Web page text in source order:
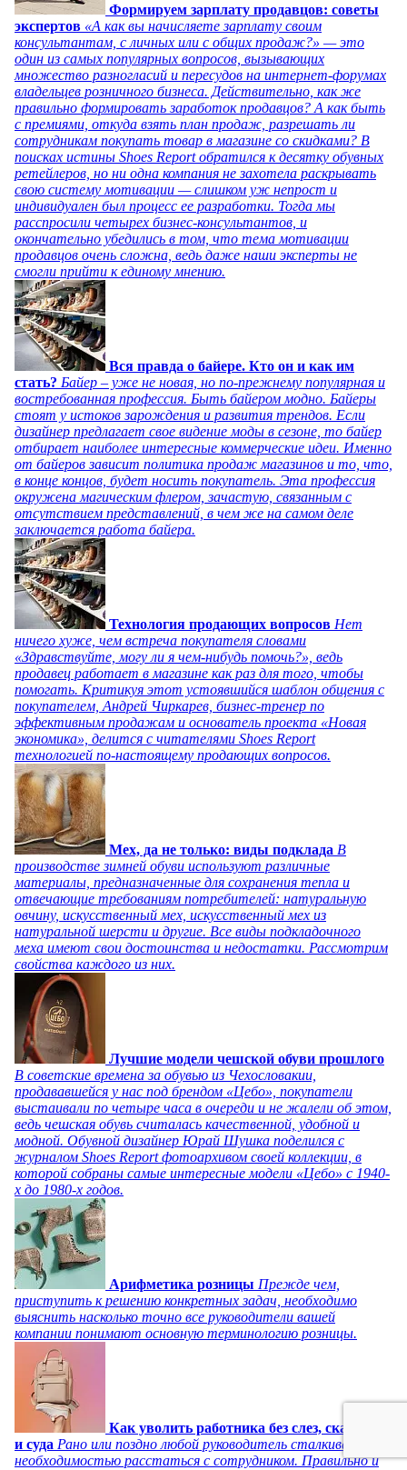
Формируем зарплату продавцов: советы
экспертов «А как вы начисляете зарплату своим
консультантам, с личных или с общих продаж?» — это
один из самых популярных вопросов, вызывающих
множество разногласий и пересудов на интернет-форумах
владельцев розничного бизнеса. Действительно, как же
правильно формировать заработок продавцов? А как быть
с премиями, откуда взять план продаж, разрешать ли
сотрудникам покупать товар в магазине со скидками? В
поисках истины Shoes Report обратился к десятку обувных
ретейлеров, но ни одна компания не захотела раскрывать
свою систему мотивации — слишком уж непрост и
индивидуален был процесс ее разработки. Тогда мы
расспросили четырех бизнес-консультантов, и
окончательно убедились в том, что тема мотивации
продавцов очень сложна, ведь даже наши эксперты не
смогли прийти к единому мнению.
Вся правда о байере. Кто он и как им
стать? Байер – уже не новая, но по-прежнему популярная и
востребованная профессия. Быть байером модно. Байеры
стоят у истоков зарождения и развития трендов. Если
дизайнер предлагает свое видение моды в сезоне, то байер
отбирает наиболее интересные коммерческие идеи. Именно
от байеров зависит политика продаж магазинов и то, что,
в конце концов, будет носить покупатель. Эта профессия
окружена магическим флером, зачастую, связанным с
отсутствием представлений, в чем же на самом деле
заключается работа байера.
Технология продающих вопросов Нет
ничего хуже, чем встреча покупателя словами
«Здравствуйте, могу ли я чем-нибудь помочь?», ведь
продавец работает в магазине как раз для того, чтобы
помогать. Критикуя этот устоявшийся шаблон общения с
покупателем, Андрей Чиркарев, бизнес-тренер по
эффективным продажам и основатель проекта «Новая
экономика», делится с читателями Shoes Report
технологией по-настоящему продающих вопросов.
Мех, да не только: виды подклада В
производстве зимней обуви используют различные
материалы, предназначенные для сохранения тепла и
отвечающие требованиям потребителей: натуральную
овчину, искусственный мех, искусственный мех из
натуральной шерсти и другие. Все виды подкладочного
меха имеют свои достоинства и недостатки. Рассмотрим
свойства каждого из них.
Лучшие модели чешской обуви прошлого
В советские времена за обувью из Чехословакии,
продававшейся у нас под брендом «Цебо», покупатели
выстаивали по четыре часа в очереди и не жалели об этом,
ведь чешская обувь считалась качественной, удобной и
модной. Обувной дизайнер Юрай Шушка поделился с
журналом Shoes Report фотоархивом своей коллекции, в
которой собраны самые интересные модели «Цебо» с 1940-
х до 1980-х годов.
Арифметика розницы Прежде чем,
приступить к решению конкретных задач, необходимо
выяснить насколько точно все руководители вашей
компании понимают основную терминологию розницы.
Как уволить работника без слез, скандала
и суда Рано или поздно любой руководитель сталкивается с
необходимостью расстаться с сотрудником. Правильно и